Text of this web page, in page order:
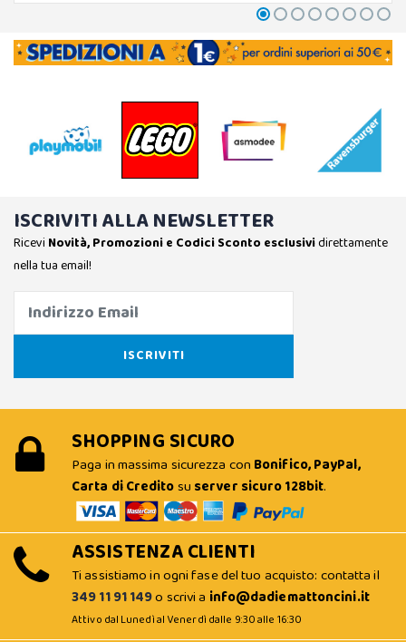
ISCRIVITI ALLA NEWSLETTER
Ricevi Novità, Promozioni e Codici Sconto esclusividirettamente
nella tua email!
SHOPPING SICURO
Paga in massima sicurezza con Bonifico, PayPal,
Carta di Creditosu server sicuro 128bit.
ASSISTENZA CLIENTI
Ti assistiamo in ogni fase del tuo acquisto: contatta il
349 11 91 149o scrivi a info@dadiemattoncini.it
Attivo dal Lunedì al Venerdì dalle 9:30 alle 16:30